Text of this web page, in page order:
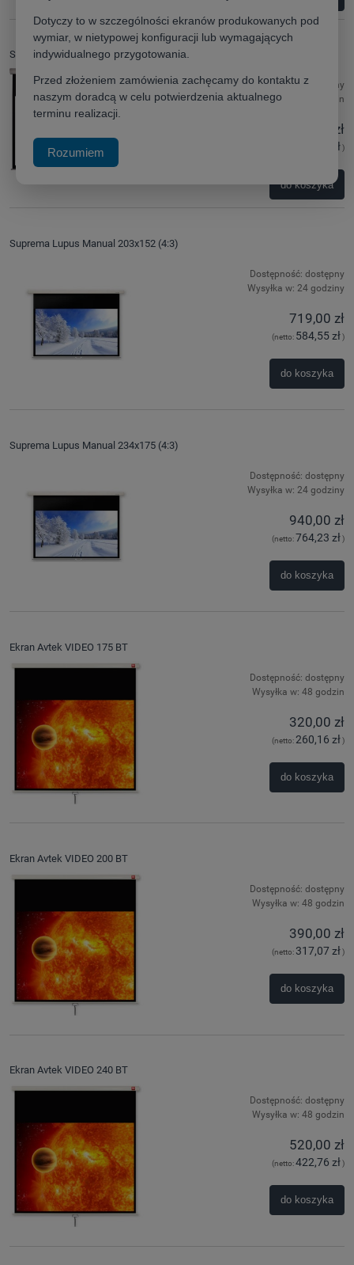
Suprema Feniks Elegant 266x200 (4:3)
Dostępność: dostępny
Wysyłka w:
48 godzin
2 030,00 zł
1 650,41 zł)
do koszyka
Suprema Lupus Manual 203x152 (4:3)
Dostępność: dostępny
Wysyłka w: 24 godziny
719,00 zł
(netto: 584,55 zł)
do koszyka
Suprema Lupus Manual 234x175 (4:3)
Dostępność: dostępny
Wysyłka w: 24 godziny
940,00 zł
(netto:764,23 zł)
do koszyka
Ekran Avtek VIDEO 175 BT
Dostępność: dostępny
Wysyłka w: 48 godzin
320,00 zł
(netto:260,16 zł)
do koszyka
Ekran Avtek VIDEO 200 BT
Dostępność: dostępny
Wysyłka w: 48 godzin
390,00 zł
(netto: 317,07 zł)
do koszyka
Ekran Avtek VIDEO 240 BT
Dostępność: dostępny
Wysyłka w: 48 godzin
520,00 zł
(netto:422,76 zł)
do koszyka
Dotyczy to w szczególności ekranów produkowanych pod
wymiar, w nietypowej konfiguracji lub wymagających
indywidualnego przygotowania.
Przed złożeniem zamówienia zachęcamy do kontaktu z
naszym doradcą w celu potwierdzenia aktualnego
terminu realizacji.
Rozumiem